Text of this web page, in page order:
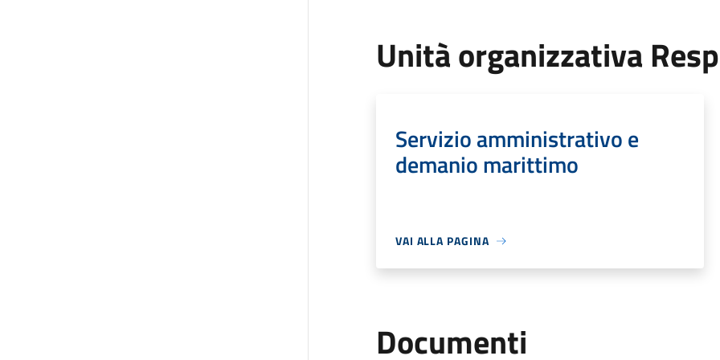
Unità organizzativa
Servizio amministrativo e
demanio marittimo
VAI ALLA PAGINA
Documenti